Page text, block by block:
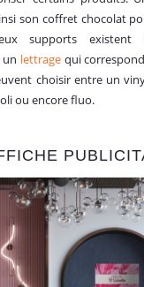
son coffret chocolat
supports existent
un lettragequi
choisir entre un
ou encore fluo.